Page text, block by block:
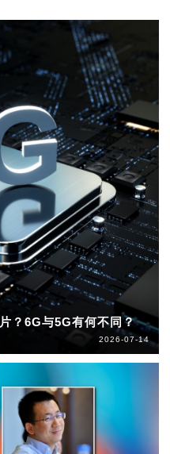
？6G与5G有何不同？
2026-07-14